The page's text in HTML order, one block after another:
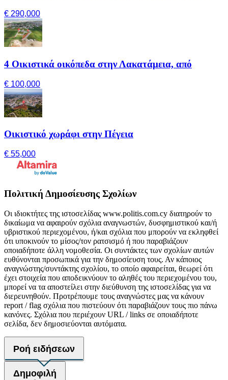
€ 290,000
4 Οικιστικά οικόπεδα στην Λακατάμεια, από
€ 100,000
Οικιστικό χωράφι στην Πέγεια
€ 55,000
Πολιτική Δημοσίευσης Σχολίων
Οι ιδιοκτήτες της ιστοσελίδας www.politis.com.cy διατηρούν το
δικαίωμα να αφαιρούν σχόλια αναγνωστών, δυσφημιστικού και/ή
υβριστικού περιεχομένου, ή/και σχόλια που μπορούν να εκληφθεί
ότι υποκινούν το μίσος/τον ρατσισμό ή που παραβιάζουν
οποιαδήποτε άλλη νομοθεσία. Οι συντάκτες των σχολίων αυτών
ευθύνονται προσωπικά για την δημοσίευση τους. Αν κάποιος
αναγνώστης/συντάκτης σχολίου, το οποίο αφαιρείται, θεωρεί ότι
έχει στοιχεία που αποδεικνύουν το αληθές του περιεχομένου του,
μπορεί να τα αποστείλει στην διεύθυνση της ιστοσελίδας για να
διερευνηθούν. Προτρέπουμε τους αναγνώστες μας να κάνουν
report / flag σχόλια που πιστεύουν ότι παραβιάζουν τους πιο πάνω
κανόνες. Σχόλια που περιέχουν URL / links σε οποιαδήποτε
σελίδα, δεν δημοσιεύονται αυτόματα.
Ροή ειδήσεων
Δημοφιλή